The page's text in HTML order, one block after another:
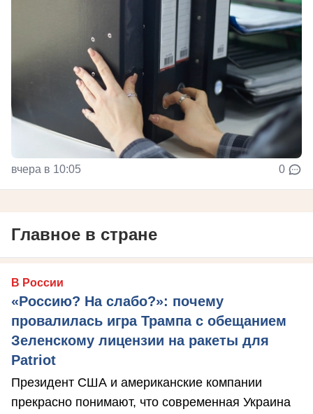
вчера в 10:05 0
Главное в стране
В России
«Россию? На слабо?»: почему
провалилась игра Трампа с обещанием
Зеленскому лицензии на ракеты для
Patriot
Президент США и американские компании
прекрасно понимают, что современная Украина